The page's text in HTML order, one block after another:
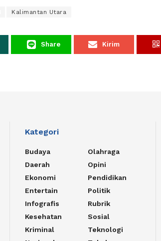
Kalimantan Utara
Share Kirim
Kategori
Budaya
Daerah
Ekonomi
Entertain
Infografis
Kesehatan
Kriminal
Olahraga
Opini
Pendidikan
Politik
Rubrik
Sosial
Teknologi